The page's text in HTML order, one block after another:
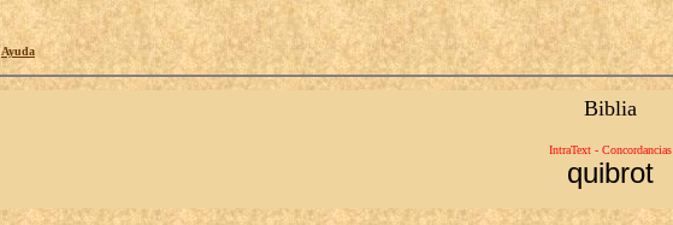
Ayuda
Biblia
IntraText - Concordancias
quibrot